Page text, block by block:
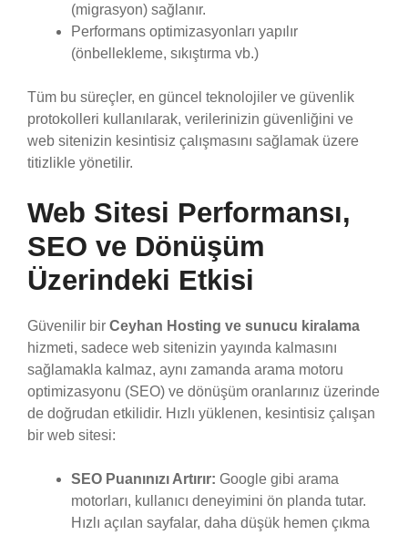
(migrasyon) sağlanır.
Performans optimizasyonları yapılır
(önbellekleme, sıkıştırma vb.)
Tüm bu süreçler, en güncel teknolojiler ve güvenlik
protokolleri kullanılarak, verilerinizin güvenliğini ve
web sitenizin kesintisiz çalışmasını sağlamak üzere
titizlikle yönetilir.
Web Sitesi Performansı,
SEO ve Dönüşüm
Üzerindeki Etkisi
Güvenilir bir Ceyhan Hosting ve sunucu kiralama
hizmeti, sadece web sitenizin yayında kalmasını
sağlamakla kalmaz, aynı zamanda arama motoru
optimizasyonu (SEO) ve dönüşüm oranlarınız üzerinde
de doğrudan etkilidir. Hızlı yüklenen, kesintisiz çalışan
bir web sitesi:
SEO Puanınızı Artırır: Google gibi arama
motorları, kullanıcı deneyimini ön planda tutar.
Hızlı açılan sayfalar, daha düşük hemen çıkma